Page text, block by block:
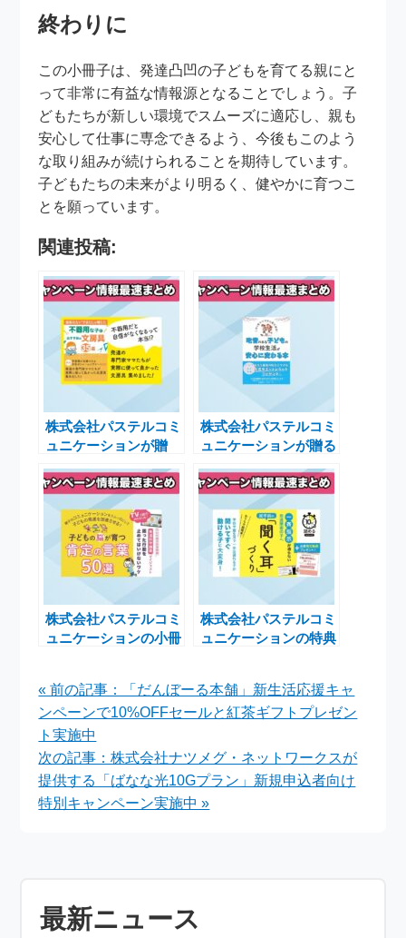
終わりに
この小冊子は、発達凸凹の子どもを育てる親にと
って非常に有益な情報源となることでしょう。子
どもたちが新しい環境でスムーズに適応し、親も
安心して仕事に専念できるよう、今後もこのよう
な取り組みが続けられることを期待しています。
子どもたちの未来がより明るく、健やかに育つこ
とを願っています。
関連投稿:
株式会社パステルコミ
ュニケーションが贈
る！不器用な子に最適
な文房具35選を無料
配布開始
株式会社パステルコミ
ュニケーションが贈る
新学期準備に最適な吃
音サポート本の無料配
株式会社パステルコミ
ュニケーションの小冊
登場！子どもを伸ばす
声かけのヒントとは
株式会社パステルコミ
ュニケーションの特典
むチャンス
« 前の記事：「だんぼーる本舗」新生活応援キャ
ンペーンで10%OFFセールと紅茶ギフトプレゼン
ト実施中
次の記事：株式会社ナツメグ・ネットワークスが
提供する「ばなな光10Gプラン」新規申込者向け
特別キャンペーン実施中 »
最新ニュース